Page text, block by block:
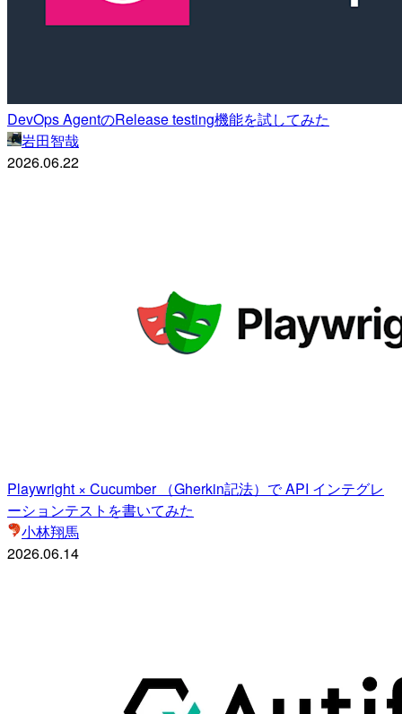
DevOps AgentのRelease testing機能を試してみた
岩田智哉
2026.06.22
Playwright × Cucumber （Gherkin記法）で API インテグレ
ーションテストを書いてみた
小林翔馬
2026.06.14